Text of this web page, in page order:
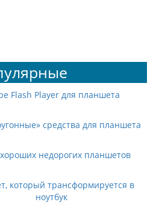
Flash Player для планшета
средства для планшета
недорогих планшетов
который трансформируется в
ноутбук